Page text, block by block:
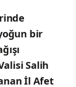
bir
Salih
İl Afet